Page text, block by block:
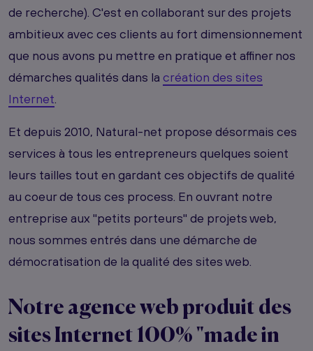
de recherche). C'est en collaborant sur des projets
ambitieux avec ces clients au fort dimensionnement
que nous avons pu mettre en pratique et affiner nos
démarches qualités dans la création des sites
Internet.
Et depuis 2010, Natural-net propose désormais ces
services à tous les entrepreneurs quelques soient
leurs tailles tout en gardant ces objectifs de qualité
au coeur de tous ces process. En ouvrant notre
entreprise aux "petits porteurs" de projets web,
nous sommes entrés dans une démarche de
démocratisation de la qualité des sites web.
Notre agence web produit des
sites Internet 100% "made in